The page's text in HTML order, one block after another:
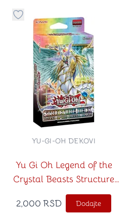
Dugme za dodavanje stvari u
Yu Gi Oh Legend of the
Crystal Beasts Structure
Deck (1st Edition)
YU-GI-OH DEKOVI
2,000 RSD Dodajte